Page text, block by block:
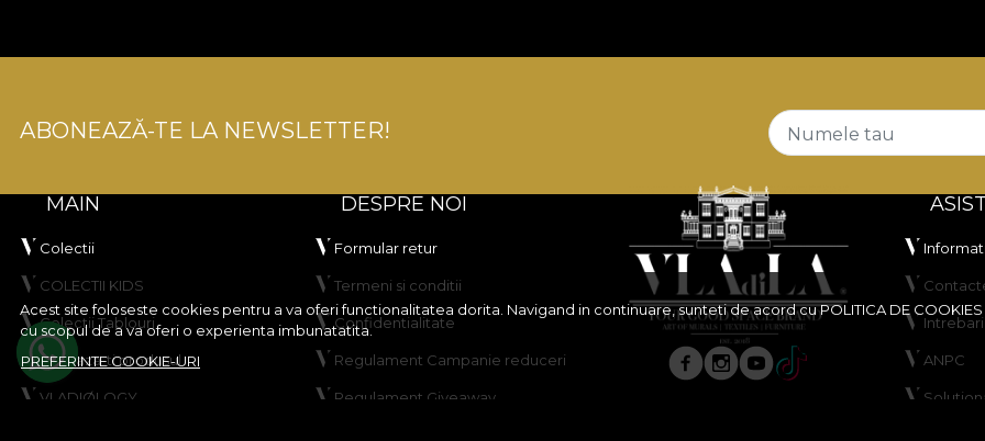
Acest site foloseste cookies pentru a va oferi functionalitatea dorita. Navigand in continuare, sunteti de acord cuPOLITICA DE COOKIES
cu scopul de a va oferi o experienta imbunatatita.
PREFERINTE COOKIE-URI
ABONEAZĂ-TE LA NEWSLETTER! Numele tau
MAIN
Colectii
COLECTII KIDS
Colectii Tablouri
Creeaza-ti produsul
VLADIØLOGY
DESPRE NOI
Formular retur
Termeni si conditii
Confidentialitate
Regulament Campanie reduceri
Regulament Giveaway
ANPC